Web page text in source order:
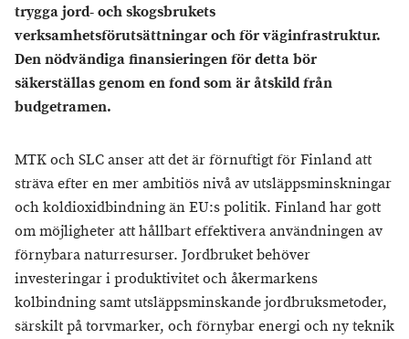
trygga jord- och skogsbrukets
verksamhetsförutsättningar och för väginfrastruktur.
Den nödvändiga finansieringen för detta bör
säkerställas genom en fond som är åtskild från
budgetramen.
MTK och SLC anser att det är förnuftigt för Finland att
sträva efter en mer ambitiös nivå av utsläppsminskningar
och koldioxidbindning än EU:s politik. Finland har gott
om möjligheter att hållbart effektivera användningen av
förnybara naturresurser. Jordbruket behöver
investeringar i produktivitet och åkermarkens
kolbindning samt utsläppsminskande jordbruksmetoder,
särskilt på torvmarker, och förnybar energi och ny teknik